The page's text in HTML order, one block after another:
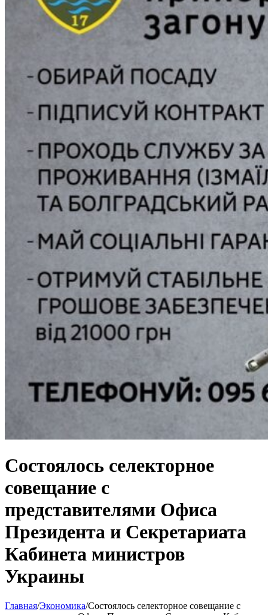
Состоялось селекторное
совещание с
представителями Офиса
Президента и Секретариата
Кабинета министров
Украины
Главная/Экономика/Состоялось селекторное совещание с